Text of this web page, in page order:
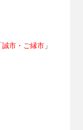
誠市・ご縁市 」